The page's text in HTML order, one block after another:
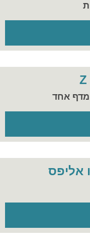
מדף אחד
אליפס